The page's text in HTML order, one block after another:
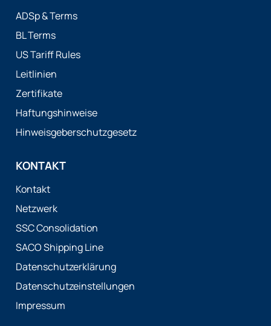
ADSp & Terms
BL Terms
US Tariff Rules
Leitlinien
Zertifikate
Haftungshinweise
Hinweisgeberschutzgesetz
KONTAKT
Kontakt
Netzwerk
SSC Consolidation
SACO Shipping Line
Datenschutzerklärung
Datenschutzeinstellungen
Impressum